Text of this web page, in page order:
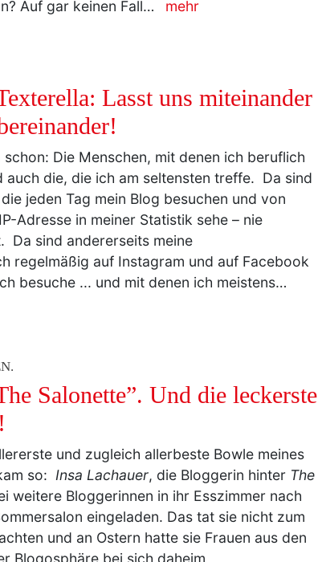
Auf gar keinen Fall…
mehr
Lasst uns miteinander
Die Menschen, mit denen ich beruflich
auch die, die ich am seltensten treffe. Da sind
jeden Tag mein Blog besuchen und von
Adresse in meiner Statistik sehe – nie
Da sind andererseits meine
regelmäßig auf Instagram und auf Facebook
besuche ... und mit denen ich meistens…
Salonette”. Und die leckerste
und zugleich allerbeste Bowle meines
so: Insa Lachauer, die Bloggerin hinter The
weitere Bloggerinnen in ihr Esszimmer nach
eingeladen. Das tat sie nicht zum
und an Ostern hatte sie Frauen aus den
Blogosphäre bei sich daheim